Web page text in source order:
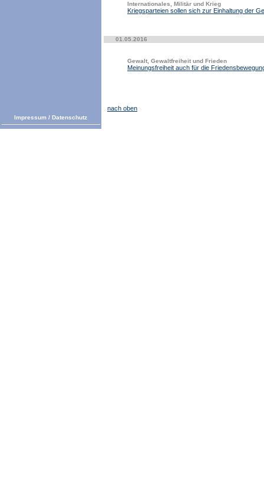
Internationales, Militär und Krieg
Kriegsparteien sollen sich zur Einhaltung der
01.05.2016
Gewalt, Gewaltfreiheit und Frieden
Meinungsfreiheit auch für die
nach oben
Impressum / Datenschutz